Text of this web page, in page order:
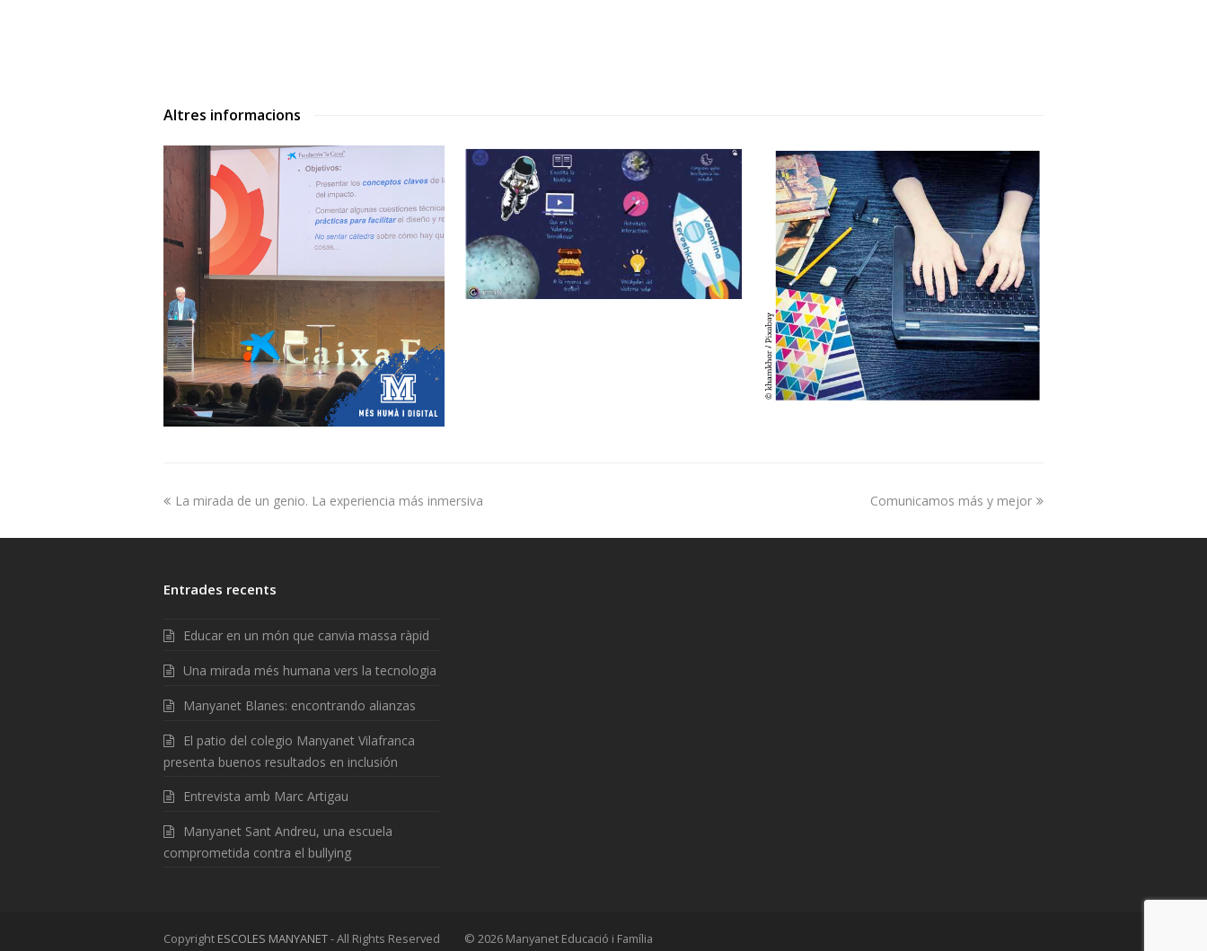
Altres informacions
La mirada de un genio. La experiencia más inmersiva Comunicamos más y mejor
Entrades recents
Educar en un món que canvia massa ràpid
Una mirada més humana vers la tecnologia
Manyanet Blanes: encontrando alianzas
El patio del colegio Manyanet Vilafranca
presenta buenos resultados en inclusión
Entrevista amb Marc Artigau
Manyanet Sant Andreu, una escuela
comprometida contra el bullying
Copyright ESCOLES MANYANET- All Rights Reserved © 2026 Manyanet Educació i Família